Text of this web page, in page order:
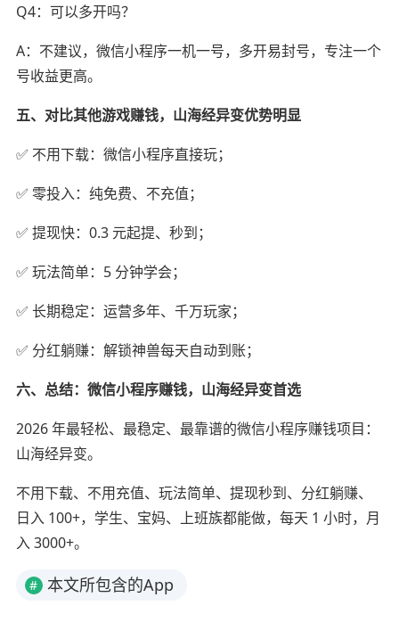
Q4：可以多开吗？
A：不建议，微信小程序一机一号，多开易封号，专注一个
号收益更高。
五、对比其他游戏赚钱，山海经异变优势明显
✅ 不用下载：微信小程序直接玩；
✅ 零投入：纯免费、不充值；
✅ 提现快：0.3 元起提、秒到；
✅ 玩法简单：5 分钟学会；
✅ 长期稳定：运营多年、千万玩家；
✅ 分红躺赚：解锁神兽每天自动到账；
六、总结：微信小程序赚钱，山海经异变首选
2026 年最轻松、最稳定、最靠谱的微信小程序赚钱项目：
山海经异变。
不用下载、不用充值、玩法简单、提现秒到、分红躺赚、
日入 100+，学生、宝妈、上班族都能做，每天 1 小时，月
入 3000+。
# 本文所包含的App